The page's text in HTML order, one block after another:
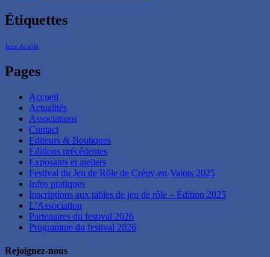
Étiquettes
Jeux de rôle
Pages
Accueil
Actualités
Associations
Contact
Editeurs & Boutiques
Éditions précédentes
Exposants et ateliers
Festival du Jeu de Rôle de Crépy-en-Valois 2025
Infos pratiques
Inscriptions aux tables de jeu de rôle – Édition 2025
L’Association
Partenaires du festival 2026
Programme du festival 2026
Rejoignez-nous